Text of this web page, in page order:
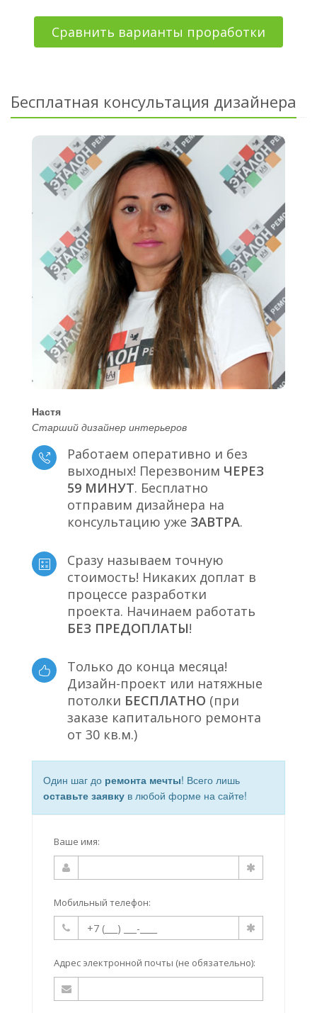
Сравнить варианты проработки
Бесплатная консультация дизайнера
Настя
Старший дизайнер интерьеров
Работаем оперативно и без
выходных! Перезвоним ЧЕРЕЗ
59 МИНУТ. Бесплатно
отправим дизайнера на
консультацию уже ЗАВТРА.
Сразу называем точную
стоимость! Никаких доплат в
процессе разработки
проекта. Начинаем работать
БЕЗ ПРЕДОПЛАТЫ!
Только до конца месяца!
Дизайн-проект или натяжные
потолки БЕСПЛАТНО (при
заказе капитального ремонта
от 30 кв.м.)
Один шаг до ремонта мечты! Всего лишь
оставьте заявку в любой форме на сайте!
Ваше имя:
Мобильный телефон:
Адрес электронной почты (не обязательно):